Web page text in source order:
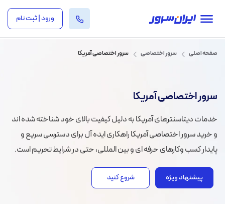
ورود | ثبت نام
صفحه اصلی سرور اختصاصی سرور اختصاصی آمریکا
سرور اختصاصی آمریکا
خدمات دیتاسنترهای آمریکا به دلیل کیفیت بالای خود شناخته شده اند
و خرید سرور اختصاصی آمریکا راهکاری ایده آل برای دسترسی سریع و
پایدار کسب وکارهای حرفه ای و بین المللی، حتی در شرایط تحریم است.
پیشنهاد ویژه شروع کنید